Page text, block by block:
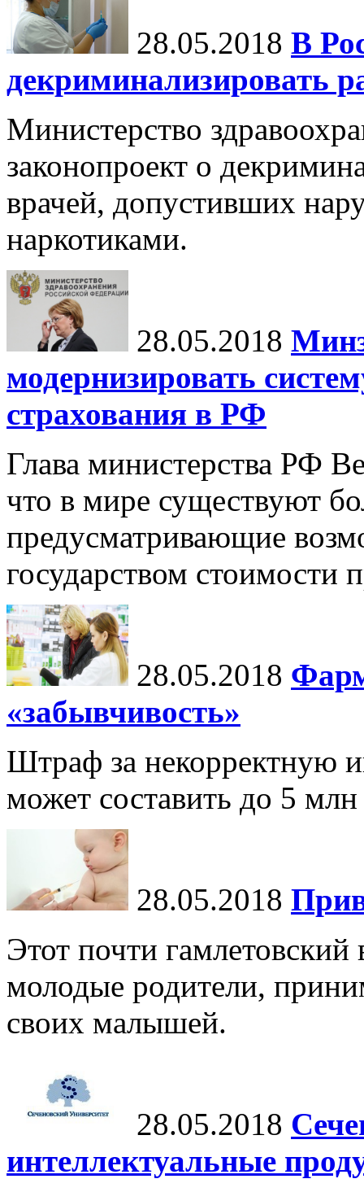
28.05.2018 В
декриминализировать
Министерство
законопроект о
врачей, допустивших
наркотиками.
28.05.2018
модернизировать
страхования в РФ
Глава министерства РФ
что в мире существуют
предусматривающие
государством стоимости
28.05.2018
«забывчивость»
Штраф за некорректную
может составить до 5 млн
28.05.2018
Этот почти
молодые родители,
своих малышей.
28.05.2018
интеллектуальные